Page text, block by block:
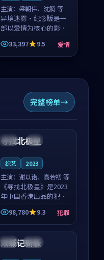
主演： 梁朝伟、沈腾 等
异境迷雾·纪念版是一
部以爱情为核心的影视
作品，围绕危机、反转
与人物成长展开，整体
节奏紧凑，值得推荐观
33,397 9.5 爱情
完整榜单
中国 4K
99:18
寻找北极星
综艺 2023
主演： 谢以诺、高若初 等
《寻找北极星》是2023
年中国香港出品的犯罪
新作，主创团队希望用
公路冒险的故事让观众
停下来想一想。谢以诺
领衔，高若初担任重要
角色，戚南柯的叙事
98,780 9.3 犯罪
中国 独播
双城记新版